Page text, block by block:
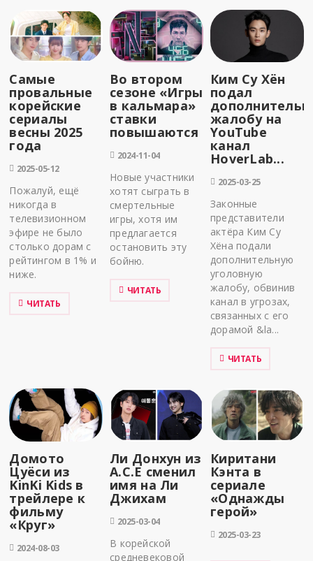
Самые
провальные
корейские
сериалы
весны 2025
года
2025-05-12
Пожалуй, ещё
никогда в
телевизионном
эфире не было
столько дорам с
рейтингом в 1% и
ниже.
ЧИТАТЬ
Во втором
сезоне «Игры
в кальмара»
ставки
повышаются
2024-11-04
Новые участники
хотят сыграть в
смертельные
игры, хотя им
предлагается
остановить эту
бойню.
ЧИТАТЬ
Ким Су Хён
подал
жалобу на
YouTube
канал
HoverLab...
2025-03-25
Законные
представители
актёра Ким Су
Хёна подали
дополнительную
уголовную
жалобу, обвинив
канал в угрозах,
связанных с его
дорамой &la...
ЧИТАТЬ
Домото
Цуёси из
KinKi Kids в
трейлере к
фильму
«Круг»
2024-08-03
Ли Донхун из
A.C.E сменил
имя на Ли
Джихам
2025-03-04
В корейской
средневековой
Киритани
Кэнта в
сериале
«Однажды
герой»
2025-03-23